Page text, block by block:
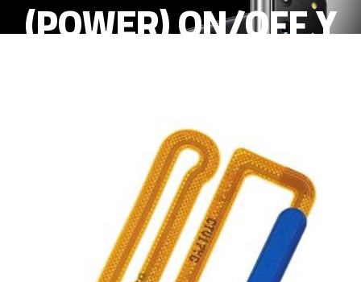
(POWER) ON/OFF Y
AZUL